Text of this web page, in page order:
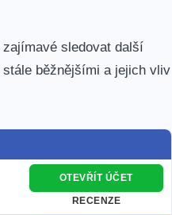
sledovat další
běžnějšími a jejich vliv
OTEVŘÍT ÚČET
RECENZE